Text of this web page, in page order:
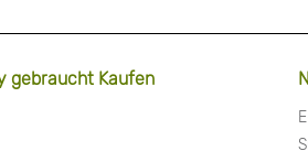
gebraucht Kaufen